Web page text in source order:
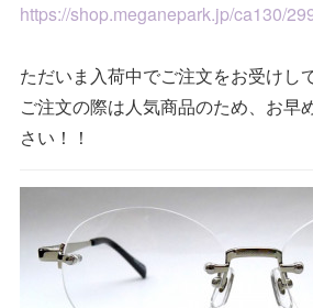
https://shop.meganepark.jp/ca130/
ただいま入荷中でご注文をお受けし
ご注文の際は人気商品のため、お早
さい！！